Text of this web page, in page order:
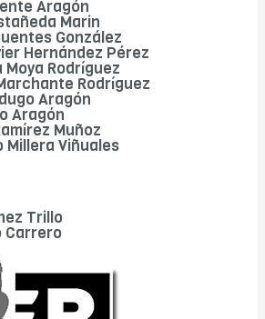
Aragón
Marin
González
Hernández Pérez
Moya Rodríguez
Rodríguez
Aragón
Aragón
Muñoz
Millera Viñuales
Trillo
Carrero